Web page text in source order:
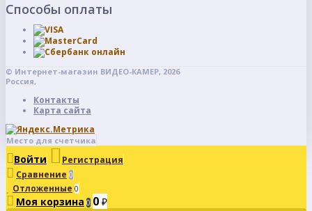
Способы оплаты
© Интернет-магазин ВИДЕО-КАМЕР, 2026
Россия,
Контакты
Карта сайта
Место для счетчика
Войти
Регистрация
Сравнение 0
Отложенные 0
Моя корзина 0 0 ₽